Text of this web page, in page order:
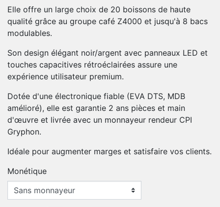
Elle offre un large choix de 20 boissons de haute
qualité grâce au groupe café Z4000 et jusqu'à 8 bacs
modulables.
Son design élégant noir/argent avec panneaux LED et
touches capacitives rétroéclairées assure une
expérience utilisateur premium.
Dotée d'une électronique fiable (EVA DTS, MDB
amélioré), elle est garantie 2 ans pièces et main
d'œuvre et livrée avec un monnayeur rendeur CPI
Gryphon.
Idéale pour augmenter marges et satisfaire vos clients.
Monétique